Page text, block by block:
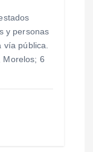
y personas
pública.
Morelos; 6